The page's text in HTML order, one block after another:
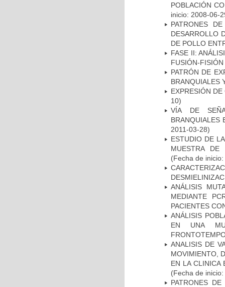
POBLACIÓN
inicio: 2008-06-
PATRONES
DESARROLLO
DE POLLO
FASE II:
FUSIÓN-
PATRÓN DE
BRANQUIALES
EXPRESIÓN
10)
VÍA DE
BRANQUIALES
2011-03-28)
ESTUDIO DE
MUESTRA DE
(Fecha de
ANÁLISIS
MEDIANTE
PACIENTES
ANÁLISIS
EN UNA
ANALISIS DE
MOVIMIENTO,
EN LA CLINICA
(Fecha de
PATRONES